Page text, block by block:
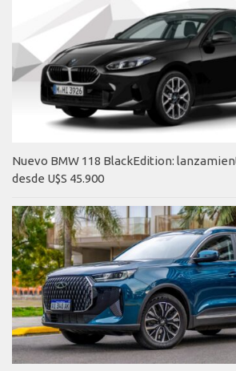
Nuevo BMW 118 BlackEdition:
desde U$S 45.900